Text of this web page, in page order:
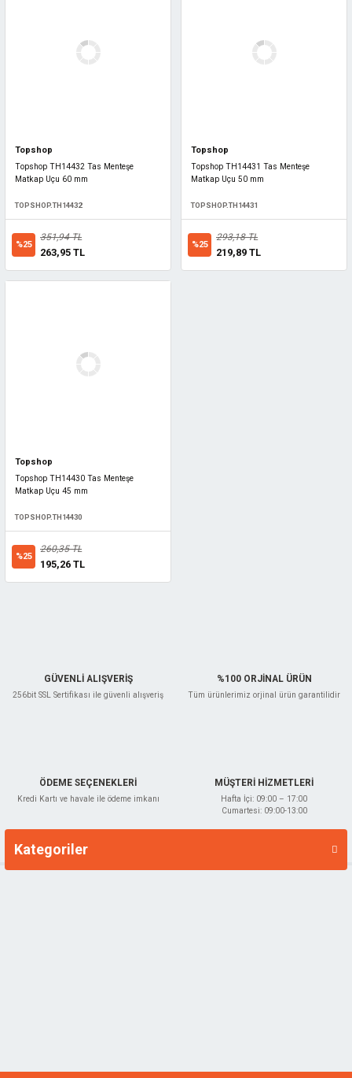
Topshop
Topshop TH14432 Tas Menteşe
Matkap Uçu 60 mm
TOPSHOP.TH14432
%25
351,94 TL
263,95 TL
Topshop
Topshop TH14431 Tas Menteşe
Matkap Uçu 50 mm
TOPSHOP.TH14431
%25
293,18 TL
219,89 TL
Topshop
Topshop TH14430 Tas Menteşe
Matkap Uçu 45 mm
TOPSHOP.TH14430
%25
260,35 TL
195,26 TL
GÜVENLİ ALIŞVERİŞ
256bit SSL Sertifikası ile güvenli alışveriş
%100 ORJİNAL ÜRÜN
Tüm ürünlerimiz orjinal ürün garantilidir
ÖDEME SEÇENEKLERİ
Kredi Kartı ve havale ile ödeme imkanı
MÜŞTERİ HİZMETLERİ
Hafta İçi: 09:00 – 17:00
Cumartesi: 09:00-13:00
Kategoriler
Markalar